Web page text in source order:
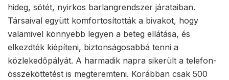
hideg, sötét, nyirkos barlangrendszer járataiban.
Társaival együtt komfortosították a bivakot, hogy
valamivel könnyebb legyen a beteg ellátása, és
elkezdték kiépíteni, biztonságosabbá tenni a
közlekedőpályát. A harmadik napra sikerült a telefon-
összeköttetést is megteremteni. Korábban csak 500